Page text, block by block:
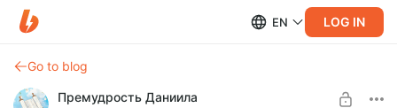
EN LOG IN
Go to blog
Премудрость Даниила